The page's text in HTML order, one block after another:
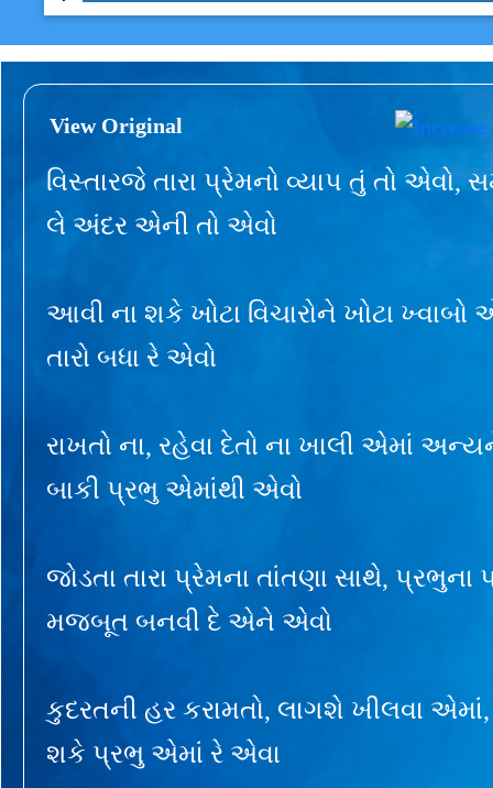
View Original
વિસ્તારજે તારા પ્રેમનો વ્યાપ તું તો એવો,
લે અંદર એની તો એવો
આવી ના શકે ખોટા વિચારોને ખોટા
તારો બધા રે એવો
રાખતો ના, રહેવા દેતો ના ખાલી એમાં
બાકી પ્રભુ એમાંથી એવો
જોડતા તારા પ્રેમના તાંતણા સાથે, પ્રભુના
મજબૂત બનવી દે એને એવો
કુદરતની હર કરામતો, લાગશે ખીલવા
શકે પ્રભુ એમાં રે એવા